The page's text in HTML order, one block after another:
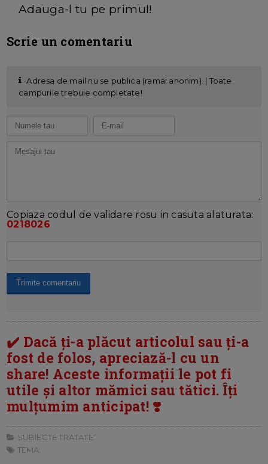
Adauga-l tu pe primul!
Scrie un comentariu
Adresa de mail nu se publica (ramai anonim). | Toate
campurile trebuie completate!
Copiaza codul de validare rosu in casuta alaturata:
0218026
✔️ Dacă ți-a plăcut articolul sau ți-a
fost de folos, apreciază-l cu un
share! Aceste informații le pot fi
utile și altor mămici sau tătici. Îți
mulțumim anticipat! ❣️
SUBIECTE TRATATE:
TEMA: